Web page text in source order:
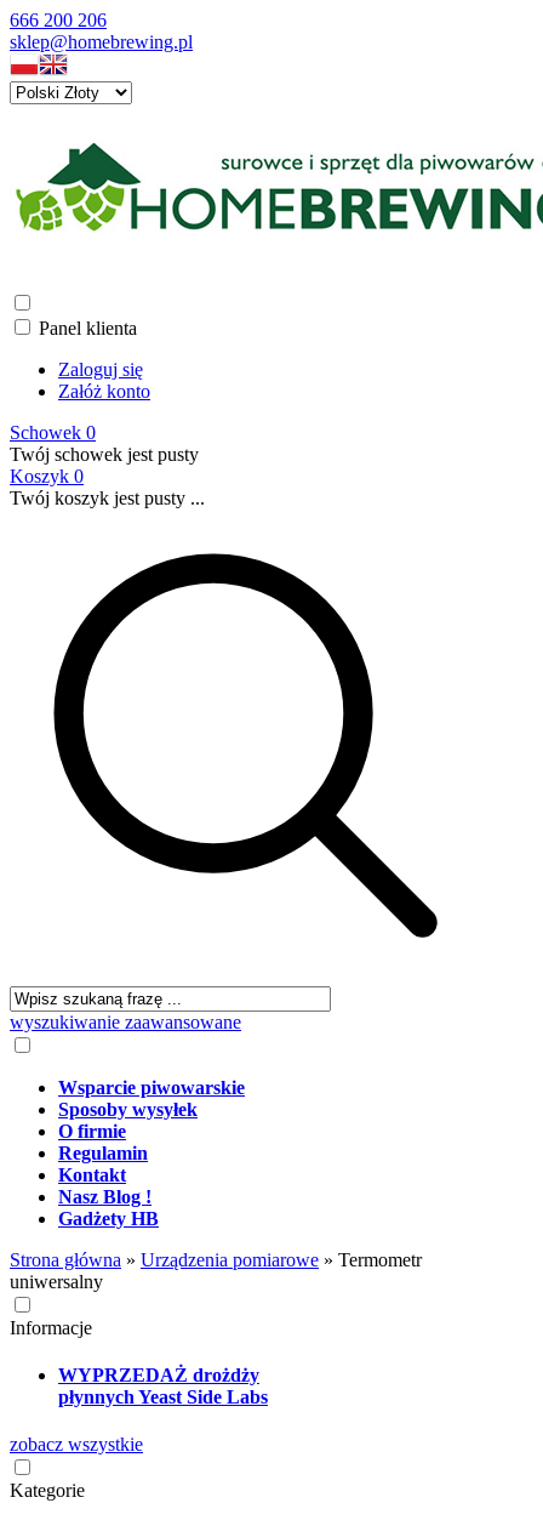
666 200 206
sklep@homebrewing.pl
Panel klienta
Zaloguj się
Załóż konto
Schowek 0
Twój schowek jest pusty
Koszyk 0
Twój koszyk jest pusty ...
wyszukiwanie zaawansowane
Wsparcie piwowarskie
Sposoby wysyłek
O firmie
Regulamin
Kontakt
Nasz Blog !
Gadżety HB
Strona główna » Urządzenia pomiarowe » Termometr
uniwersalny
Informacje
WYPRZEDAŻ drożdży
płynnych Yeast Side Labs
zobacz wszystkie
Kategorie